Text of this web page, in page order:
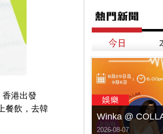
港出發
餐飲，去韓
2026-08-07